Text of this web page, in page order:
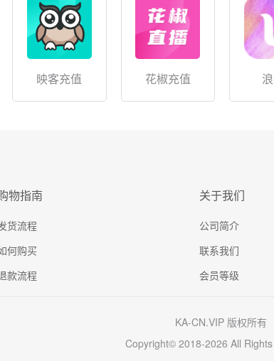
映客充值 花椒充值
物指南
货流程
何购买
款流程
关于我们
公司简介
联系我们
会员等级
KA-CN.VIP 版权所有
Copyright© 2018-2026 All